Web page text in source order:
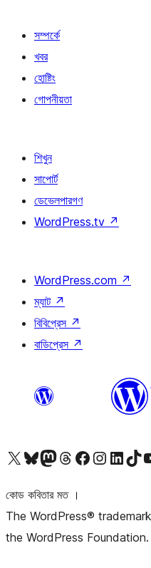
সম্পর্কে
খবর
হোষ্টিং
গোপনীয়তা
শিখুন
সাপোর্ট
ডেভেলপারগণ
WordPress.tv ↗
WordPress.com ↗
ম্যাট ↗
বিবিপ্রেস ↗
বাডিপ্রেস ↗
আমাদের X (আগের টুইটার) অ্যাকাউন্টে যানআমাদের Bluesky অ্যাকাউন্টটি দেখুনআমাদের মাস্টোডন অ্যাকাউন্টটি দেখুনআমাদের থ্রেডস অ্যাকাউন্টটি দেখুনআমাদের ফেসবুক পেজ দেখুনআমাদের ইন্সটাগ্রাম অ্যাকাউন্ট দেখুনআমাদের লিঙ্কডইন অ্যাকাউন্টে যানআমাদের TikTok আমাদের
কোড কবিতার মত ।
The WordPress®
the WordPress Foundation.